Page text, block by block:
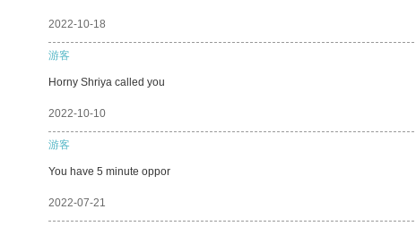
2022-10-18
游客
Horny Shriya called you
2022-10-10
游客
You have 5 minute oppor
2022-07-21